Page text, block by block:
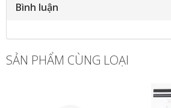
Bình luận
SẢN PHẨM CÙNG LOẠI